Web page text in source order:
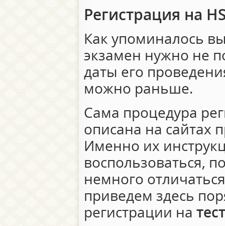
Регистрация на
Как упоминалось
экзамен нужно не
даты его
можно раньше.
Сама процедура
описана на сайтах
Именно их
воспользоваться,
немного
приведем здесь
регистрации на